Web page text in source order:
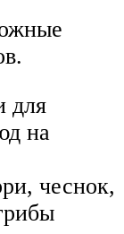
для
на
чеснок,